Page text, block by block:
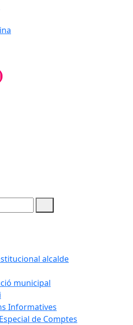
alcalde
municipal
Informatives
de Comptes